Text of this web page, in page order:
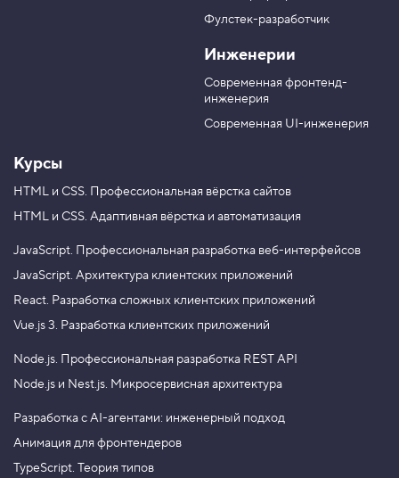
e
e
r
a
m
A
Фулстек-разработчик
Инженерии
Современная фронтенд-
инженерия
Современная UI-инженерия
Курсы
HTML и CSS. Профессиональная вёрстка сайтов
HTML и CSS. Адаптивная вёрстка и автоматизация
JavaScript. Профессиональная разработка веб-интерфейсов
JavaScript. Архитектура клиентских приложений
React. Разработка сложных клиентских приложений
Vue.js 3. Разработка клиентских приложений
Node.js. Профессиональная разработка REST API
Node.js и Nest.js. Микросервисная архитектура
Разработка с AI-агентами: инженерный подход
Анимация для фронтендеров
TypeScript. Теория типов